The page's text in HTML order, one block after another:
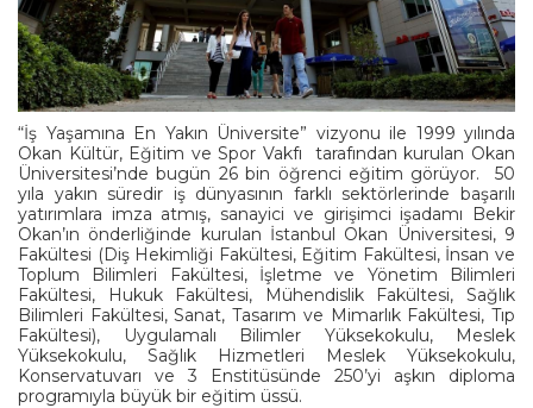
“İş Yaşamına En Yakın Üniversite” vizyonu ile 1999 yılında
Okan Kültür, Eğitim ve Spor Vakfı tarafından kurulan Okan
Üniversitesi’nde bugün 26 bin öğrenci eğitim görüyor. 50
yıla yakın süredir iş dünyasının farklı sektörlerinde başarılı
yatırımlara imza atmış, sanayici ve girişimci işadamı Bekir
Okan’ın önderliğinde kurulan İstanbul Okan Üniversitesi, 9
Fakültesi (Diş Hekimliği Fakültesi, Eğitim Fakültesi, İnsan ve
Toplum Bilimleri Fakültesi, İşletme ve Yönetim Bilimleri
Fakültesi, Hukuk Fakültesi, Mühendislik Fakültesi, Sağlık
Bilimleri Fakültesi, Sanat, Tasarım ve Mimarlık Fakültesi, Tıp
Fakültesi), Uygulamalı Bilimler Yüksekokulu, Meslek
Yüksekokulu, Sağlık Hizmetleri Meslek Yüksekokulu,
Konservatuvarı ve 3 Enstitüsünde 250’yi aşkın diploma
programıyla büyük bir eğitim üssü.